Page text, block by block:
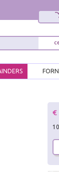
€
Interessato ai
Sarai informato
comunque
modulo di